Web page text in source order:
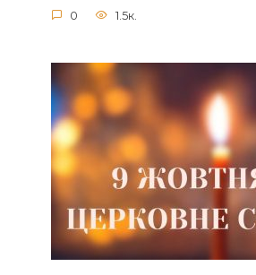
0 1.5к.